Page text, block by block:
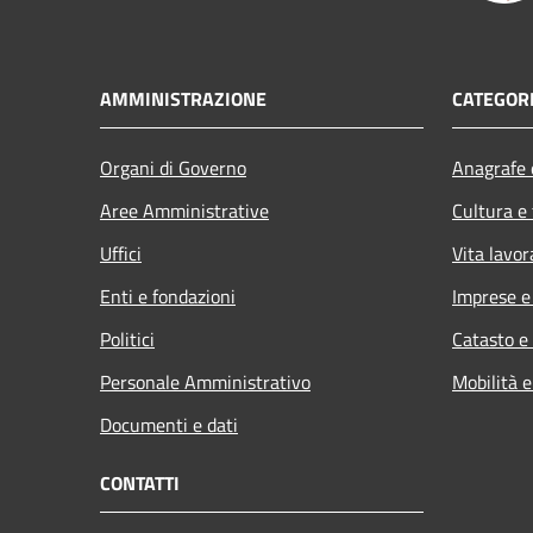
AMMINISTRAZIONE
Organi di Governo
Aree Amministrative
Uffici
Enti e fondazioni
Politici
Personale Amministrativo
Documenti e dati
Cultura
Vita
Imprese
Catasto
Mobilità
CONTATTI